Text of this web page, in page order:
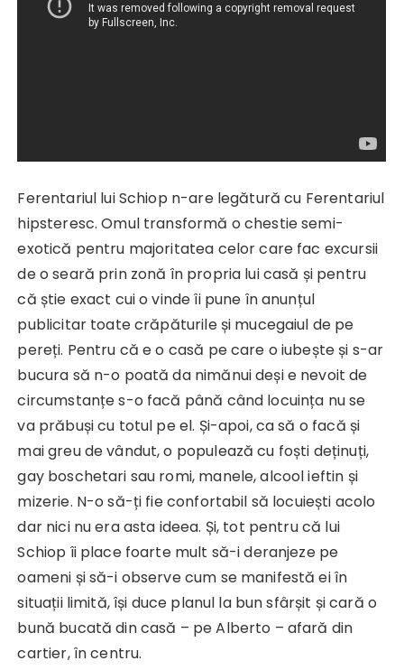
Ferentariul lui Schiop n-are legătură cu Ferentariul
hipsteresc. Omul transformă o chestie semi-
exotică pentru majoritatea celor care fac excursii
de o seară prin zonă în propria lui casă și pentru
că știe exact cui o vinde îi pune în anunțul
publicitar toate crăpăturile și mucegaiul de pe
pereți. Pentru că e o casă pe care o iubește și s-ar
bucura să n-o poată da nimănui deși e nevoit de
circumstanțe s-o facă până când locuința nu se
va prăbuși cu totul pe el. Și-apoi, ca să o facă și
mai greu de vândut, o populează cu foști deținuți,
gay boschetari sau romi, manele, alcool ieftin și
mizerie. N-o să-ți fie confortabil să locuiești acolo
dar nici nu era asta ideea. Și, tot pentru că lui
Schiop îi place foarte mult să-i deranjeze pe
oameni și să-i observe cum se manifestă ei în
situații limită, își duce planul la bun sfârșit și cară o
bună bucată din casă – pe Alberto – afară din
cartier, în centru.